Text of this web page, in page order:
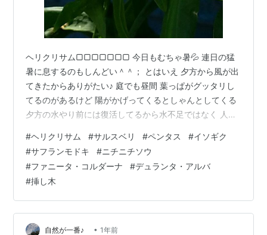
ヘリクリサム▢▢▢▢▢▢▢ 今日もむちゃ暑💦 連日の猛
暑に息するのもしんどい＾＾； とはいえ 夕方から風が出
てきたからありがたい♪ 庭でも昼間 葉っぱがグッタリし
てるのがあるけど 陽がかげってくるとしゃんとしてくる
夕方の水やり前には復活してるから水不足ではなく 人間
りをしてるけど 知らずに必要のない子にまで水をやりす
ぎないように気を付けないといけない 去年の猛暑時 ゼラ
ニウムはグッタリともしてないのに 他の子のついでに水
やりをし過ぎて だいぶ枯らしてしまった＞＜ ブーゲンビ
リアも！ 咲かないので知らべてたら 「毎日水あげてると
咲かない」って…
#ヘリクリサム #サルスベリ #ペンタス #イソギク
#サフランモドキ #ニチニチソウ
#ファニータ・コルダーナ #デュランタ・アルバ
#挿し木
自然が一番♪ • 1年前